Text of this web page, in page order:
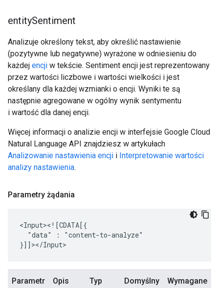
entitySentiment
Analizuje określony tekst, aby określić nastawienie
(pozytywne lub negatywne) wyrażone w odniesieniu do
każdej encji w tekście. Sentiment encji jest reprezentowany
przez wartości liczbowe i wartości wielkości i jest
określany dla każdej wzmianki o encji. Wyniki te są
następnie agregowane w ogólny wynik sentymentu
i wartość dla danej encji.
Więcej informacji o analizie encji w interfejsie Google Cloud
Natural Language API znajdziesz w artykułach
Analizowanie nastawienia encji i Interpretowanie wartości
analizy nastawienia.
Parametry żądania
"data"
:
"content-to-analyze"
Parametr Opis Typ Domyślny Wymagane